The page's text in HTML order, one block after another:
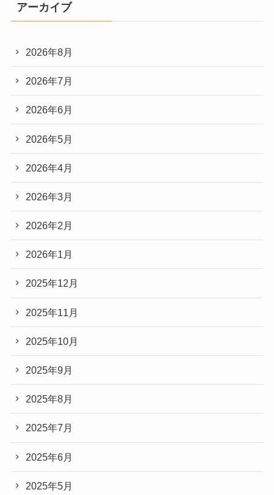
アーカイブ
2026年8月
2026年7月
2026年6月
2026年5月
2026年4月
2026年3月
2026年2月
2026年1月
2025年12月
2025年11月
2025年10月
2025年9月
2025年8月
2025年7月
2025年6月
2025年5月